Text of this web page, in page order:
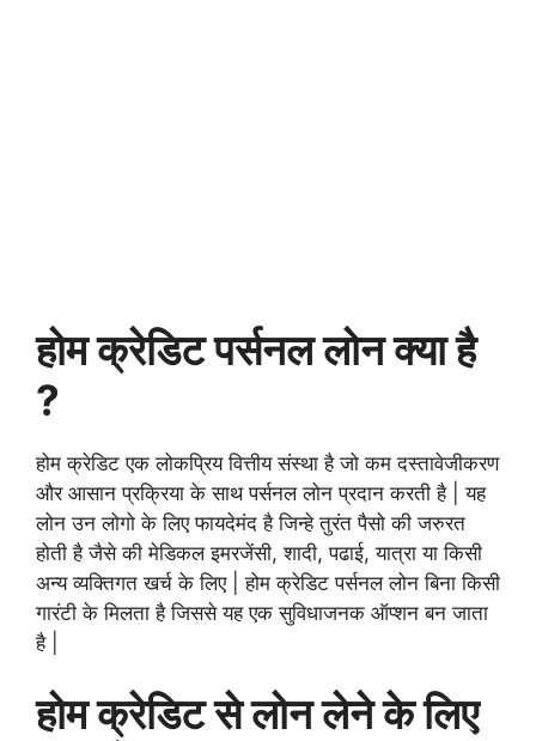
होम क्रेडिट पर्सनल लोन क्या है
?
होम क्रेडिट एक लोकप्रिय वित्तीय संस्था है जो कम दस्तावेजीकरण
और आसान प्रक्रिया के साथ पर्सनल लोन प्रदान करती है | यह
लोन उन लोगो के लिए फायदेमंद है जिन्हे तुरंत पैसो की जरुरत
होती है जैसे की मेडिकल इमरजेंसी, शादी, पढाई, यात्रा या किसी
अन्य व्यक्तिगत खर्च के लिए | होम क्रेडिट पर्सनल लोन बिना किसी
गारंटी के मिलता है जिससे यह एक सुविधाजनक ऑप्शन बन जाता
है |
होम क्रेडिट से लोन लेने के लिए